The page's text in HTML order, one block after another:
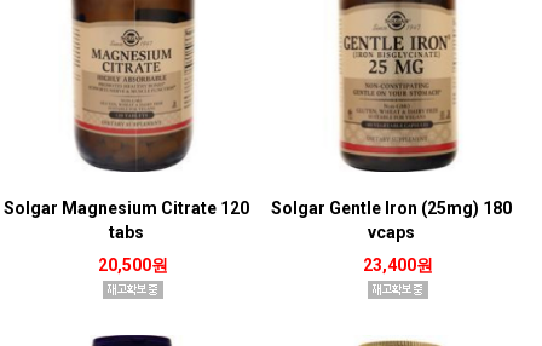
Solgar Magnesium Citrate 120
tabs
20,500원
Solgar Gentle Iron (25mg) 180
vcaps
23,400원